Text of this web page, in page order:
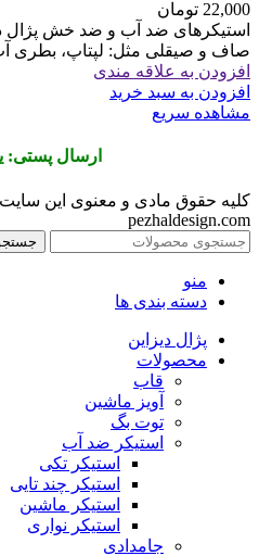
22,000 تومان
استیکرهای ضد آب و ضد خش پژال
صاف و صیقلی مثل: لپتاپ، بطری
افزودن به علاقه مندی
افزودن به سبد خرید
مشاهده سریع
ارسال پستی:
کلیه حقوق مادی و معنوی این سایت
pezhaldesign.com
منو
دسته بندی ها
پژال دیزاین
محصولات
قاب
آویز ماشین
توت بگ
استیکر ضد آب
استیکر تکی
استیکر چند تایی
استیکر ماشین
استیکر نواری
جامدادی